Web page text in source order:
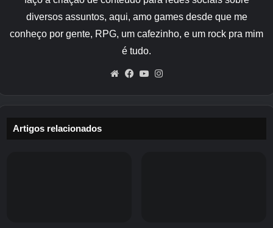
de janeiro (mês) 23:59
[Período para obtenção da “Flor de
Celebração de Mafuyu” e produção de
móveis limitados para aniversários]
[Período de disponibilidade para festa de
diversos assuntos, aqui, amo games desde que me
conheço por gente, RPG, um cafezinho, e um rock pra mim
é tudo.
WebsiteFacebook
YouTube
Artigos relacionados